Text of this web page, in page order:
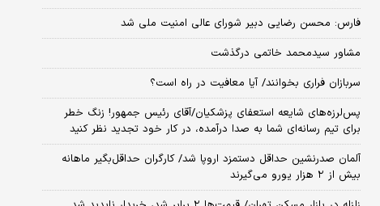
فارس: محسن رضایی دبیر شورای عالی امنیت ملی شد
مشاور سیدمحمد خاتمی درگذشت
سربازان فراری بخوانند/ آیا معافیت در راه است؟
پس‌لرزه‌های شایعه استعفای پزشکیان/آقای رئیس جمهور! زنگ خطر
برای تیم رسانه‌ای شما به صدا درآمده، در کار خود تجدید نظر کنید
آلمان صدرنشین حداقل دستمزد اروپا شد/ کارگران حداقل‌بگیر ماهانه
بیش از ۲ هزار یورو می‌گیرند